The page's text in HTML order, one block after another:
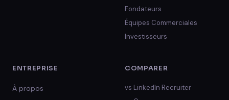
Fondateurs
Équipes Commerciales
Investisseurs
ENTREPRISE
À propos
COMPARER
vs LinkedIn Recruiter